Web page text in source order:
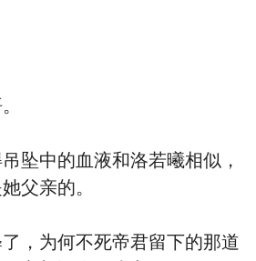
中的血液和洛若曦相似，
父亲的。
为何不死帝君留下的那道